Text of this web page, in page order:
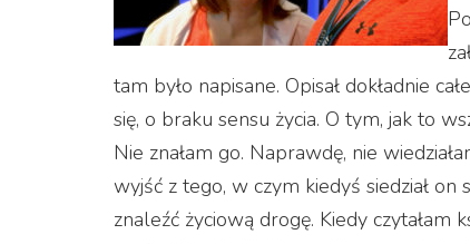
tam było napisane. Opisał dokładnie
się, o braku sensu życia. O tym, jak to
Nie znałam go. Naprawdę, nie
wyjść z tego, w czym kiedyś siedział on
znaleźć życiową drogę. Kiedy czytałam